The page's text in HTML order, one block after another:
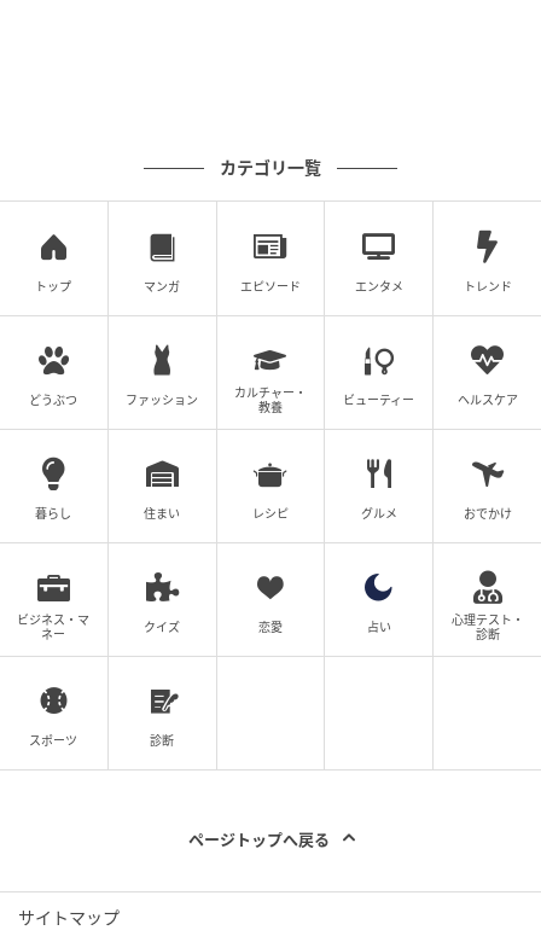
3.サバとキムチを加えてサッと炒め、しょうゆとこし
カテゴリ一覧
トップ マンガ エピソード エンタメ トレンド
どうぶつ ファッション
カルチャー・
教養
ビューティー ヘルスケア
暮らし 住まい レシピ グルメ おでかけ
ビジネス・マ
ネー
クイズ 恋愛 占い
心理テスト・
診断
スポーツ 診断
ページトップへ戻る
サイトマップ